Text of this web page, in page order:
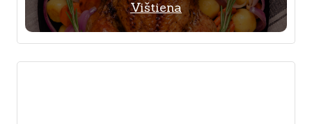
Vištiena